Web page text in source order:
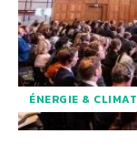
ÉNERGIE & CLIMAT